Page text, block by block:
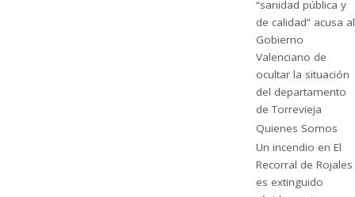
“sanidad pública y
de calidad” acusa al
Gobierno
Valenciano de
ocultar la situación
del departamento
de Torrevieja
Quienes Somos
Un incendio en El
Recorral de Rojales
es extinguido